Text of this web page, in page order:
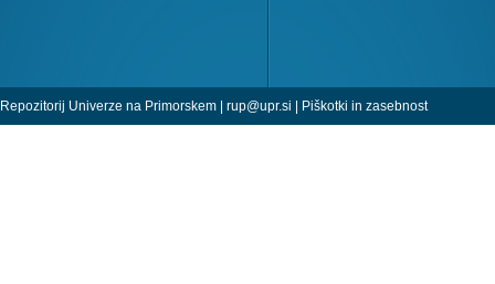
Repozitorij Univerze na Primorskem | rup@upr.si | Piškotki in zasebnost